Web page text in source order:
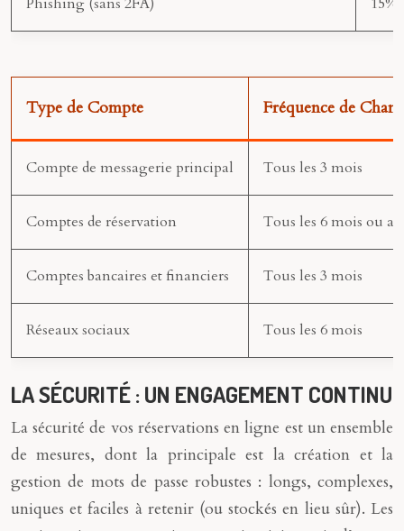
Type de Compte Fréquence de
Compte de messagerie principal Tous les 3 mois
Comptes de réservation Tous les 6 mois ou
Comptes bancaires et financiers Tous les 3 mois
Réseaux sociaux Tous les 6 mois
LA SÉCURITÉ : UN ENGAGEMENT CONTINU
La sécurité de vos réservations en ligne est un ensemble
de mesures, dont la principale est la création et la
gestion de mots de passe robustes : longs, complexes,
uniques et faciles à retenir (ou stockés en lieu sûr). Les